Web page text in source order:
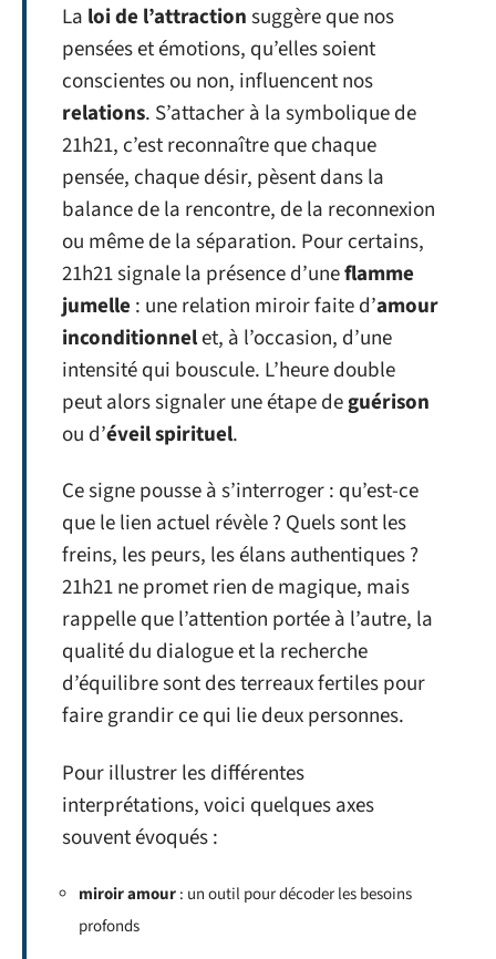
La loi de l’attractionsuggère que nos
pensées et émotions, qu’elles soient
conscientes ou non, influencent nos
relations. S’attacher à la symbolique de
21h21, c’est reconnaître que chaque
pensée, chaque désir, pèsent dans la
balance de la rencontre, de la reconnexion
ou même de la séparation. Pour certains,
21h21 signale la présence d’uneflamme
jumelle : une relation miroir faite d’amour
inconditionnelet, à l’occasion, d’une
intensité qui bouscule. L’heure double
peut alors signaler une étape deguérison
ou d’éveil spirituel.
Ce signe pousse à s’interroger : qu’est-ce
que le lien actuel révèle ? Quels sont les
freins, les peurs, les élans authentiques ?
21h21 ne promet rien de magique, mais
rappelle que l’attention portée à l’autre, la
qualité du dialogue et la recherche
d’équilibre sont des terreaux fertiles pour
faire grandir ce qui lie deux personnes.
Pour illustrer les différentes
interprétations, voici quelques axes
souvent évoqués :
miroir amour: un outil pour décoder les besoins
profonds